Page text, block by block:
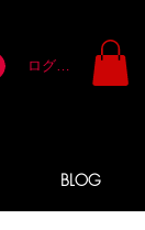
ログイン
BLOG